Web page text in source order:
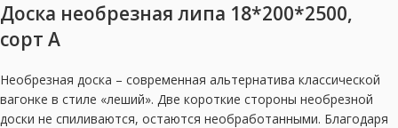
Доска необрезная липа 18*200*2500,
сорт А
Необрезная доска – современная альтернатива классической
вагонке в стиле «леший». Две короткие стороны необрезной
доски не спиливаются, остаются необработанными. Благодаря